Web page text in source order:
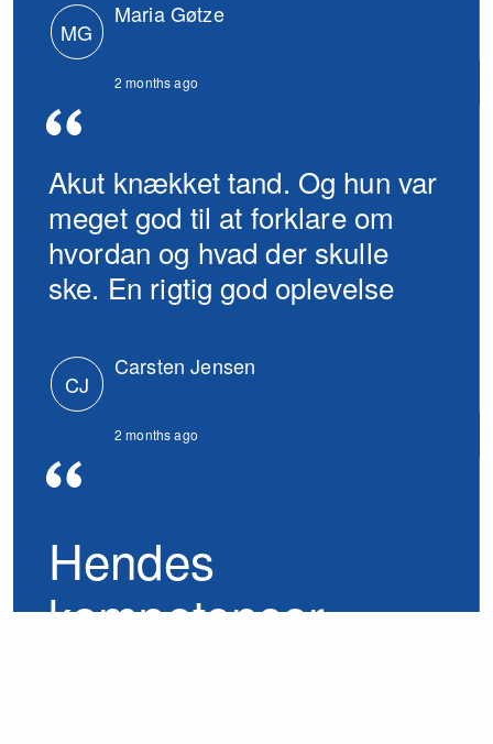
MG
Maria Gøtze
2 months ago
Akut knækket tand. Og hun var
meget god til at forklare om
hvordan og hvad der skulle
ske. En rigtig god oplevelse
CJ
Carsten Jensen
2 months ago
Hendes
kompetencer